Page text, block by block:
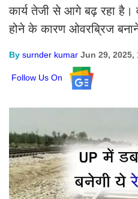
कार्य तेजी से आगे बढ़ रहा है।
होने के कारण ओवरब्रिज
By surnder kumar Jun 29, 2025,
Follow Us On